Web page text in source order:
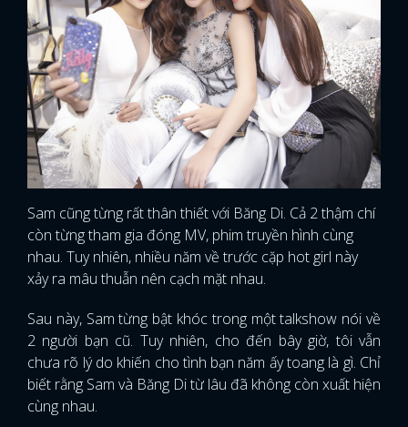
FACEBOOK GOOGLE
Sam cũng từng rất thân thiết với Băng Di. Cả 2 thậm chí
còn từng tham gia đóng MV, phim truyền hình cùng
nhau. Tuy nhiên, nhiều năm về trước cặp hot girl này
xảy ra mâu thuẫn nên cạch mặt nhau.
Sau này, Sam từng bật khóc trong một talkshow nói về
2 người bạn cũ. Tuy nhiên, cho đến bây giờ, tôi vẫn
chưa rõ lý do khiến cho tình bạn năm ấy toang là gì. Chỉ
biết rằng Sam và Băng Di từ lâu đã không còn xuất hiện
cùng nhau.